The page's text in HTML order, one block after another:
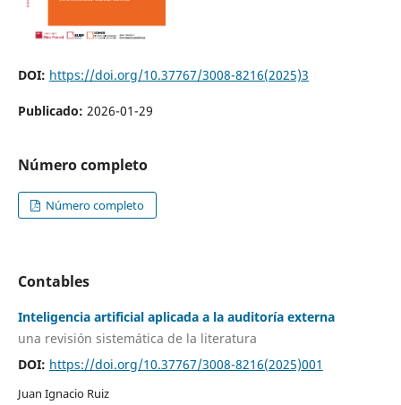
DOI: https://doi.org/10.37767/3008-8216(2025)3
Publicado: 2026-01-29
Número completo
Número completo
Contables
Inteligencia artificial aplicada a la auditoría externa
una revisión sistemática de la literatura
DOI: https://doi.org/10.37767/3008-8216(2025)001
Juan Ignacio Ruiz